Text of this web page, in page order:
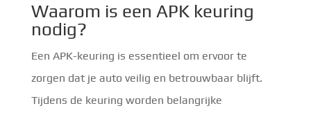
Waarom is een APK keuring
nodig?
Een APK-keuring is essentieel om ervoor te
zorgen dat je auto veilig en betrouwbaar blijft.
Tijdens de keuring worden belangrijke